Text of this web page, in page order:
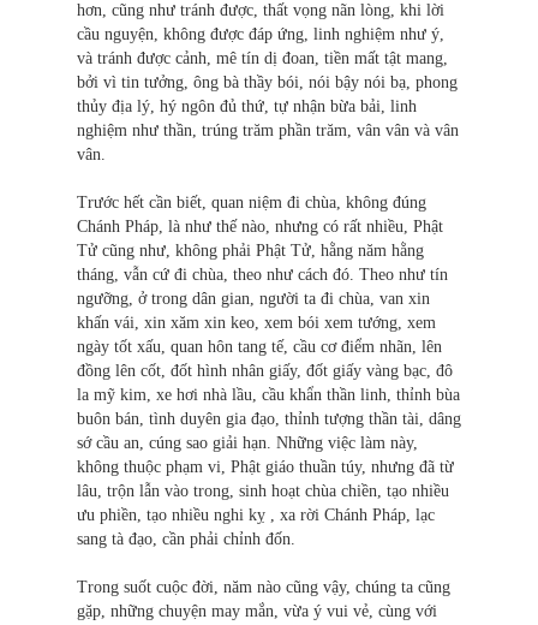
hơn, cũng như tránh được, thất vọng nãn lòng, khi lời
cầu nguyện, không được đáp ứng, linh nghiệm như ý,
và tránh được cảnh, mê tín dị đoan, tiền mất tật mang,
bởi vì tin tưởng, ông bà thầy bói, nói bậy nói bạ, phong
thủy địa lý, hý ngôn đủ thứ, tự nhận bừa bải, linh
nghiệm như thần, trúng trăm phần trăm, vân vân và vân
vân.
Trước hết cần biết, quan niệm đi chùa, không đúng
Chánh Pháp, là như thế nào, nhưng có rất nhiều, Phật
Tử cũng như, không phải Phật Tử, hằng năm hằng
tháng, vẫn cứ đi chùa, theo như cách đó. Theo như tín
ngưỡng, ở trong dân gian, người ta đi chùa, van xin
khấn vái, xin xăm xin keo, xem bói xem tướng, xem
ngày tốt xấu, quan hôn tang tế, cầu cơ điểm nhãn, lên
đồng lên cốt, đốt hình nhân giấy, đốt giấy vàng bạc, đô
la mỹ kim, xe hơi nhà lầu, cầu khẩn thần linh, thỉnh bùa
buôn bán, tình duyên gia đạo, thỉnh tượng thần tài, dâng
sớ cầu an, cúng sao giải hạn. Những việc làm này,
không thuộc phạm vi, Phật giáo thuần túy, nhưng đã từ
lâu, trộn lẫn vào trong, sinh hoạt chùa chiền, tạo nhiều
ưu phiền, tạo nhiều nghi kỵ , xa rời Chánh Pháp, lạc
sang tà đạo, cần phải chỉnh đốn.
Trong suốt cuộc đời, năm nào cũng vậy, chúng ta cũng
gặp, những chuyện may mắn, vừa ý vui vẻ, cùng với